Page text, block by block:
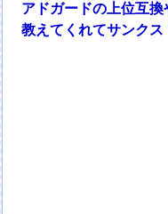
アドガードの上位互換
教えてくれてサンクス